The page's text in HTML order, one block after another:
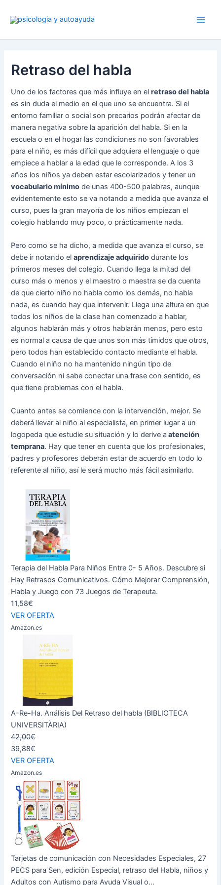
Retraso del habla
Uno de los factores que más influye en elretraso del habla
es sin duda el medio en el que uno se encuentra. Si el
entorno familiar o social son precarios podrán afectar de
manera negativa sobre la aparición del habla. Si en la
escuela o en el hogar las condiciones no son favorables
para el niño, es más difícil que adquiera el lenguaje o que
empiece a hablar a la edad que le corresponde. A los 3
años los niños ya deben estar escolarizados y tener un
vocabulario mínimo de unas 400-500 palabras, aunque
evidentemente esto se va notando a medida que avanza el
curso, pues la gran mayoría de los niños empiezan el
colegio hablando muy poco, o prácticamente nada.
Pero como se ha dicho, a medida que avanza el curso, se
debe ir notando elaprendizaje adquirido durante los
primeros meses del colegio. Cuando llega la mitad del
curso más o menos y el maestro o maestra se da cuenta
de que cierto niño no habla como los demás, no habla
nada, es cuando hay que intervenir. Llega una altura en que
todos los niños de la clase han comenzado a hablar,
algunos hablarán más y otros hablarán menos, pero esto
es normal a causa de que unos son más tímidos que otros,
pero todos han establecido contacto mediante el habla.
Cuando el niño no ha mantenido ningún tipo de
conversación ni sabe conectar una frase con sentido, es
que tiene problemas con el habla.
Cuanto antes se comience con la intervención, mejor. Se
deberá llevar al niño al especialista, en primer lugar a un
logopeda que estudie su situación y lo derive a atención
temprana. Hay que tener en cuenta que los profesionales,
padres y profesores deberán estar de acuerdo en todo lo
referente al niño, así le será mucho más fácil asimilarlo.
Terapia del Habla Para Niños Entre 0- 5 Años. Descubre si
Hay Retrasos Comunicativos. Cómo Mejorar Comprensión,
Habla y Juego con 73 Juegos de Terapeuta.
11,58€
VER OFERTA
Amazon.es
A-Re-Ha. Análisis Del Retraso del habla (BIBLIOTECA
UNIVERSITÀRIA)
42,00€
39,88€
VER OFERTA
Amazon.es
Tarjetas de comunicación con Necesidades Especiales, 27
PECS para Sen, edición Especial, retraso del Habla, niños y
Adultos con Autismo para Ayuda Visual o...